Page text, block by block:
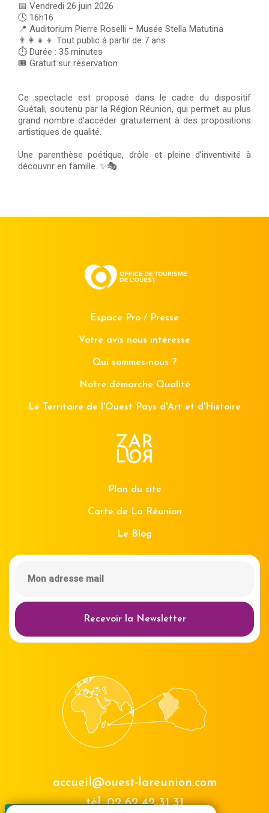
📅 Vendredi 26 juin 2026
🕓 16h16
📍 Auditorium Pierre Roselli – Musée Stella Matutina
👨‍👩‍👧‍👦 Tout public à partir de 7 ans
⏱️ Durée : 35 minutes
🎟️ Gratuit sur réservation
Ce spectacle est proposé dans le cadre du dispositif
Guétali, soutenu par la Région Réunion, qui permet au plus
grand nombre d’accéder gratuitement à des propositions
artistiques de qualité.
Une parenthèse poétique, drôle et pleine d’inventivité à
découvrir en famille. ✨🎭
Espace Pro / Presse
Votre avis nous intéresse
Qui sommes-nous ?
Notre démarche Qualité
Le Territoire de l'Ouest Pays d'Art et d'Histoire
Plan du site
Carte de La Réunion
Le Blog
Recevoir la Newsletter
accueil@ouest-lareunion.com
tél.02 62 42 31 31